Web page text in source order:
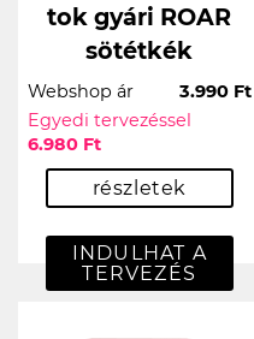
tok gyári ROAR
sötétkék
Webshop ár
3.990 Ft
Egyedi tervezéssel
6.980 Ft
részletek
INDULHAT A
TERVEZÉS